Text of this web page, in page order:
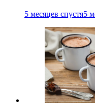
5 месяцев спустя5